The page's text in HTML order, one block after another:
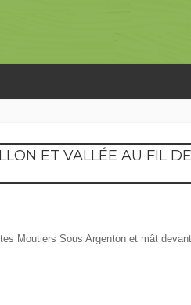
ET VALLÉE AU FIL DE
Moutiers Sous Argenton et mât